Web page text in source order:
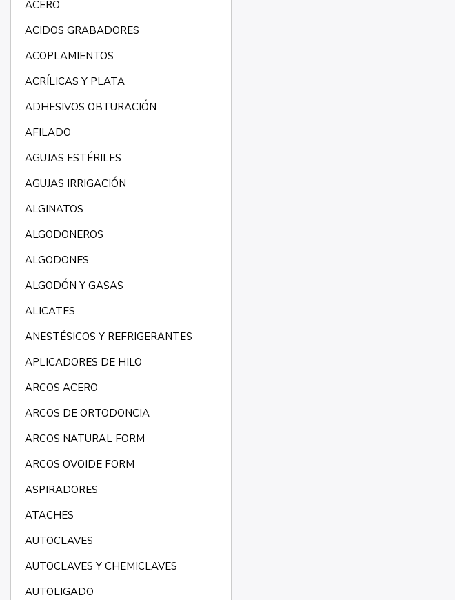
ACERO
ACIDOS GRABADORES
ACOPLAMIENTOS
ACRÍLICAS Y PLATA
ADHESIVOS OBTURACIÓN
AFILADO
AGUJAS ESTÉRILES
AGUJAS IRRIGACIÓN
ALGINATOS
ALGODONEROS
ALGODONES
ALGODÓN Y GASAS
ALICATES
ANESTÉSICOS Y REFRIGERANTES
APLICADORES DE HILO
ARCOS ACERO
ARCOS DE ORTODONCIA
ARCOS NATURAL FORM
ARCOS OVOIDE FORM
ASPIRADORES
ATACHES
AUTOCLAVES
AUTOCLAVES Y CHEMICLAVES
AUTOLIGADO